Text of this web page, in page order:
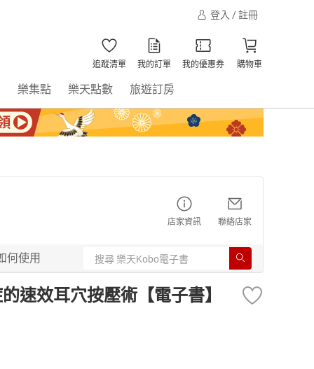
登入 / 註冊
追蹤清單 我的訂單 我的優惠券 購物車
樂集點 樂天點數 旅遊訂房
店家資訊 聯絡店家
何使用
速效耳穴按壓術【電子書】